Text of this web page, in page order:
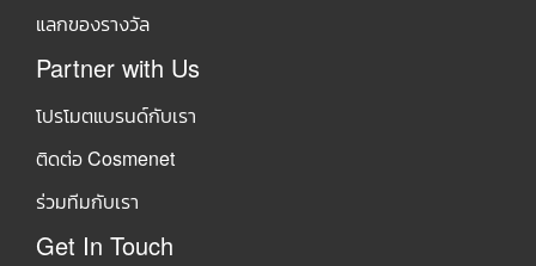
แลกของรางวัล
Partner with Us
โปรโมตแบรนด์กับเรา
ติดต่อ Cosmenet
ร่วมทีมกับเรา
Get In Touch